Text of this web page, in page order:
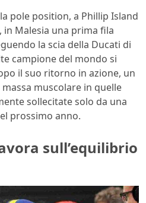
pole position, a Phillip Island
Malesia una prima fila
la scia della Ducati di
campione del mondo si
il suo ritorno in azione, un
muscolare in quelle
sollecitate solo da una
prossimo anno.
sull’equilibrio